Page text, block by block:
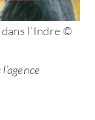
l’Indre ©